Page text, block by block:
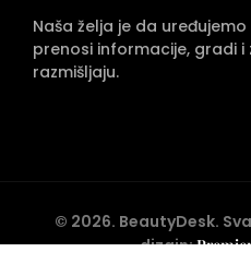
Naša želja je da
prenosi informacije, gradi i
razmišljaju.
© 2026. BeautyDesk.
dizajn: